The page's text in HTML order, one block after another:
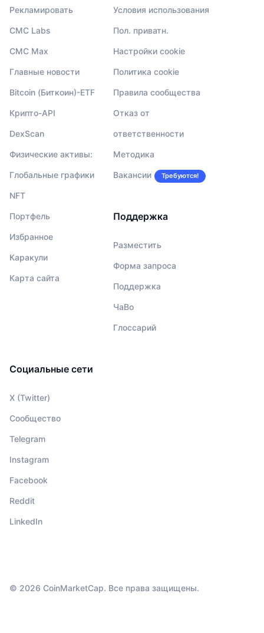
Рекламировать
CMC Labs
CMC Max
Главные новости
Bitcoin (Биткоин)-ETF
Крипто-API
DexScan
Физические активы:
Глобальные графики
NFT
Портфель
Избранное
Каракули
Карта сайта
Условия использования
Пол. приватн.
Настройки cookie
Политика cookie
Правила сообщества
Отказ от
ответственности
Методика
Вакансии Требуются!
Поддержка
Разместить
Форма запроса
Поддержка
ЧаВо
Глоссарий
Социальные сети
X (Twitter)
Сообщество
Telegram
Instagram
Facebook
Reddit
LinkedIn
© 2026 CoinMarketCap. Все права защищены.